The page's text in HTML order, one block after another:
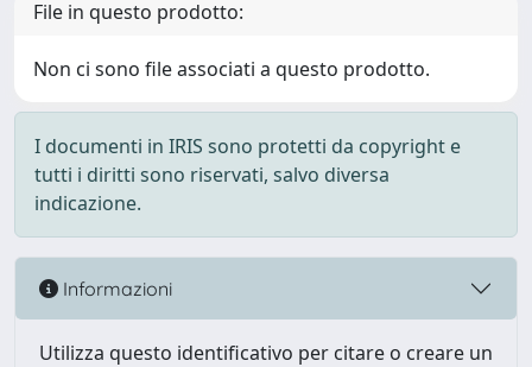
File in questo prodotto:
Non ci sono file associati a questo prodotto.
I documenti in IRIS sono protetti da copyright e
tutti i diritti sono riservati, salvo diversa
indicazione.
Informazioni
Utilizza questo identificativo per citare o creare un